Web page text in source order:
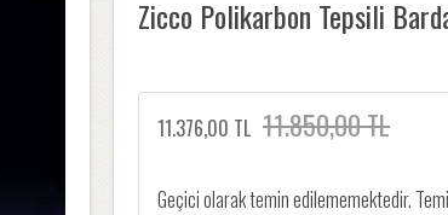
Zicco Polikarbon Tepsili
11.376,00 TL 11.850,00 TL
Geçici olarak temin edilememektedir.